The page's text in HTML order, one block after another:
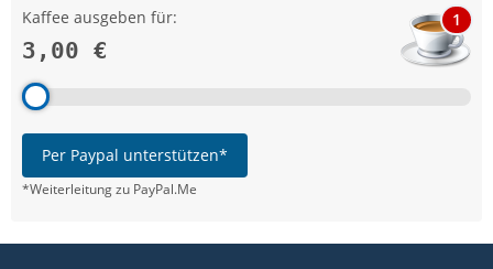
Kaffee ausgeben für:
3,00 €
1
Per Paypal unterstützen*
*Weiterleitung zu PayPal.Me